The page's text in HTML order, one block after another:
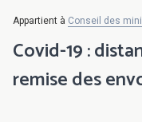
Appartient à Conseil des
Covid-19 :
remise des